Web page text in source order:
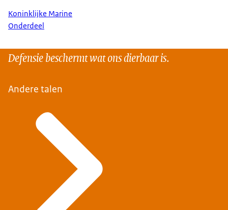
Koninklijke Marine
Onderdeel
Defensie beschermt wat ons dierbaar is.
Andere talen